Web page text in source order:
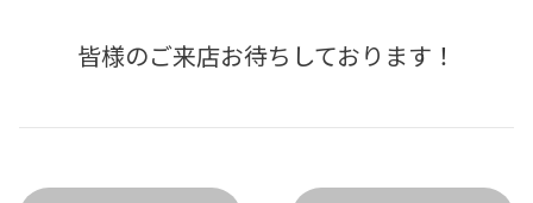
皆様のご来店お待ちしております！